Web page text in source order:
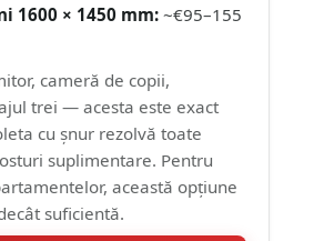
1600 × 1450 mm: ~€95–155
cameră de copii,
trei — acesta este exact
cu șnur rezolvă toate
suplimentare. Pentru
această opțiune
suficientă.